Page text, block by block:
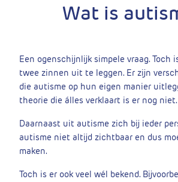
Wat is
Een ogenschijnlijk simpele vraag. Toch
twee zinnen uit te leggen. Er zijn
die autisme op hun eigen manier
theorie die álles verklaart is er nog niet.
Daarnaast uit autisme zich bij ieder
autisme niet altijd zichtbaar en dus
maken.
Toch is er ook veel wél bekend.